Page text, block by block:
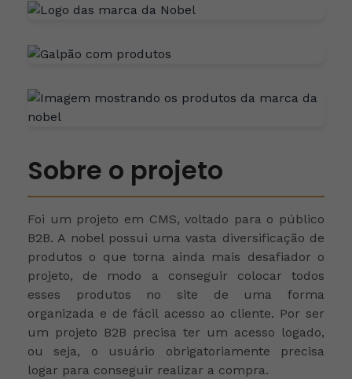
Sobre o projeto
Foi um projeto em CMS,voltado para o público
B2B. A nobel possui uma vasta diversificação de
produtos o que torna ainda mais desafiador o
projeto, de modo a conseguir colocar todos
esses produtos no site de uma forma
organizada e de fácil acesso ao cliente. Por ser
um projeto B2B precisa ter um acesso logado,
ou seja, o usuário obrigatoriamente precisa
logar para conseguir realizar a compra.